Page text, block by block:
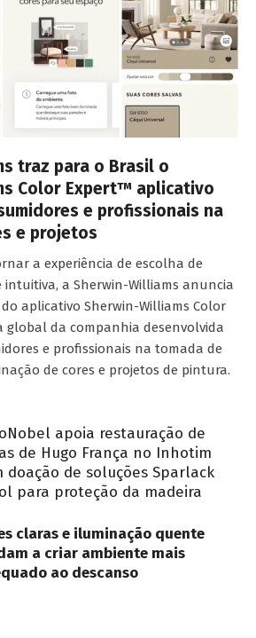
traz para o Brasil o
Color Expert™ aplicativo
e profissionais na
e projetos
a experiência de escolha de
intuitiva, a Sherwin-Williams anuncia
aplicativo Sherwin-Williams Color
global da companhia desenvolvida
e profissionais na tomada de
de cores e projetos de pintura.
apoia restauração de
de Hugo França no Inhotim
doação de soluções Sparlack
para proteção da madeira
claras e iluminação quente
a criar ambiente mais
ao descanso